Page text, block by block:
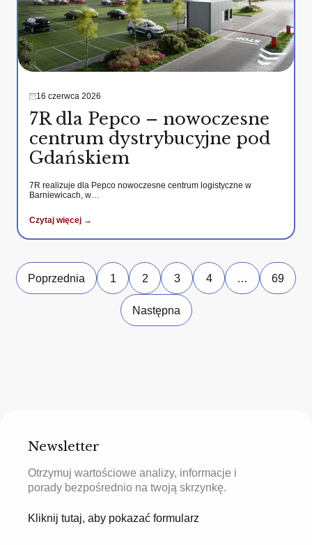
16 czerwca 2026
7R dla Pepco – nowoczesne
centrum dystrybucyjne pod
Gdańskiem
7R realizuje dla Pepco nowoczesne centrum logistyczne w
Barniewicach, w…
Czytaj więcej →
Poprzednia 1 2 3 4 … 69
Następna
Newsletter
Otrzymuj wartościowe analizy, informacje i
porady bezpośrednio na twoją skrzynkę.
Kliknij tutaj, aby pokazać formularz